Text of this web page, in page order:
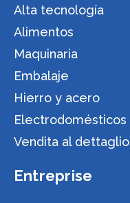
Alta tecnología
Alimentos
Maquinaria
Embalaje
Hierro y acero
Electrodomésticos
Vendita al dettaglio
Entreprise